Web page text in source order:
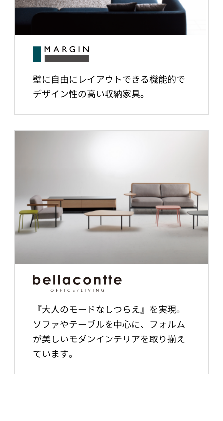
壁に自由にレイアウトできる機能的で
デザイン性の高い収納家具。
『大人のモードなしつらえ』を実現。
ソファやテーブルを中心に、フォルム
が美しいモダンインテリアを取り揃え
ています。